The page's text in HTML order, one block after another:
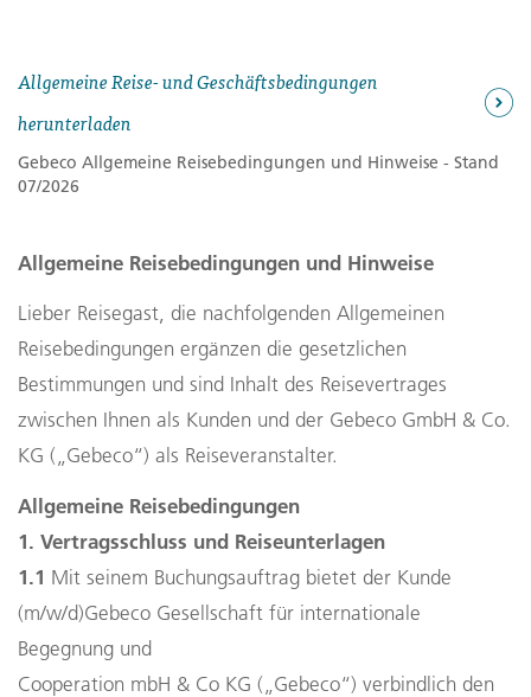
Allgemeine Reise- und Geschäftsbedingungen
herunterladen
Gebeco Allgemeine Reisebedingungen und Hinweise - Stand
07/2026
Allgemeine Reisebedingungen und Hinweise
Lieber Reisegast, die nachfolgenden Allgemeinen
Reisebedingungen ergänzen die gesetzlichen
Bestimmungen und sind Inhalt des Reisevertrages
zwischen Ihnen als Kunden und der Gebeco GmbH & Co.
KG („Gebeco“) als Reiseveranstalter.
Allgemeine Reisebedingungen
1. Vertragsschluss und Reiseunterlagen
1.1 Mit seinem Buchungsauftrag bietet der Kunde
(m/w/d)Gebeco Gesellschaft für internationale
Begegnung und
Cooperation mbH & Co KG („Gebeco“) verbindlich den